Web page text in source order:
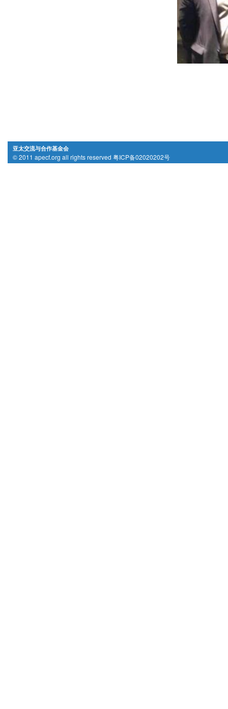
亚太交流与合作基金会
© 2011 apecf.org all rights reserved 粤ICP备02020202号